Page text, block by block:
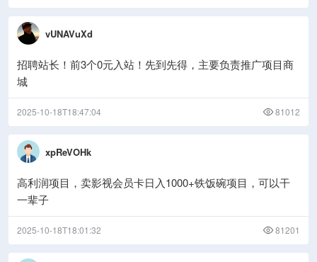
vUNAVuXd
招聘站长！前3个0元入站！先到先得，主要负责推广项目商
城
2025-10-18T18:47:04 81012
xpReVOHk
高利润项目，卖影视会员卡日入1000+铁饭碗项目，可以干
一辈子
2025-10-18T18:01:32 81201